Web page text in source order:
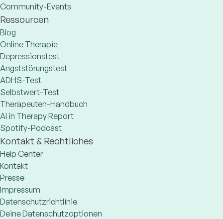
Community-Events
Ressourcen
Blog
Online Therapie
Depressionstest
Angststörungstest
ADHS-Test
Selbstwert-Test
Therapeuten-Handbuch
AI in Therapy Report
Spotify-Podcast
Kontakt & Rechtliches
Help Center
Kontakt
Presse
Impressum
Datenschutzrichtlinie
Deine Datenschutzoptionen